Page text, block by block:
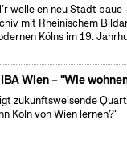
welle en neu Stadt
mit Rheinischem
Kölns im 19.
Wien – "Wie
zukunftsweisende
Köln von Wien lernen?"